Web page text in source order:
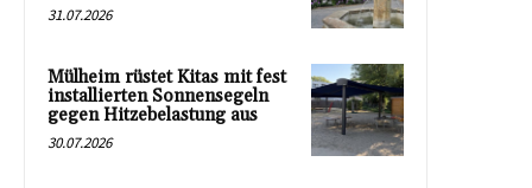
31.07.2026
Mülheim rüstet Kitas mit fest
installierten Sonnensegeln
gegen Hitzebelastung aus
30.07.2026